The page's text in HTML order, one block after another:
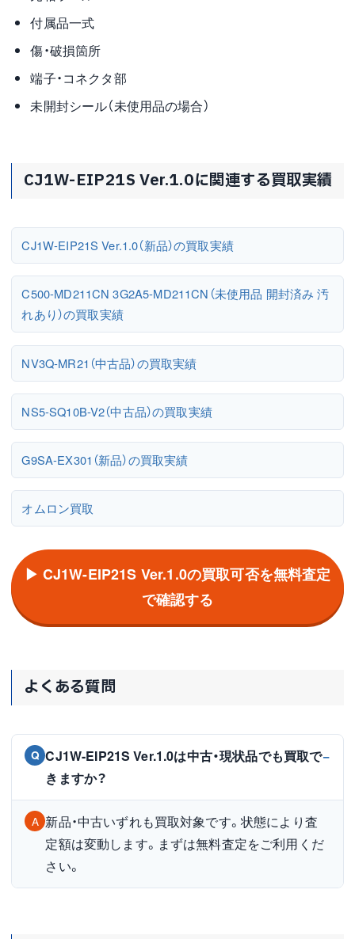
付属品一式
傷・破損箇所
端子・コネクタ部
未開封シール（未使用品の場合）
CJ1W-EIP21S Ver.1.0に関連する買取実績
CJ1W-EIP21S Ver.1.0（新品）の買取実績
C500-MD211CN 3G2A5-MD211CN（未使用品 開封済み 汚
れあり）の買取実績
NV3Q-MR21（中古品）の買取実績
NS5-SQ10B-V2（中古品）の買取実績
G9SA-EX301（新品）の買取実績
オムロン買取
▶ CJ1W-EIP21S Ver.1.0の買取可否を無料査定
で確認する
よくある質問
Q CJ1W-EIP21S Ver.1.0は中古・現状品でも買取で
きますか？
A 新品・中古いずれも買取対象です。状態により査
定額は変動します。まずは無料査定をご利用くだ
さい。